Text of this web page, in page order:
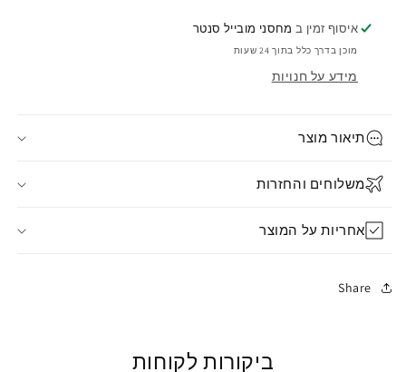
איסוף זמין ב מחסני מובייל סנטר
מוכן בדרך כלל בתוך 24 שעות
מידע על חנויות
תיאור מוצר
משלוחים והחזרות
אחריות על המוצר
Share
ביקורות לקוחות